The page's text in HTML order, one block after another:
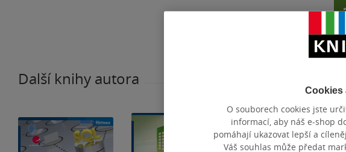
Další knihy autora
Cookies
O souborech cookies jste
informací, aby náš e-shop
pomáhají ukazovat lepší a
Váš souhlas může předat